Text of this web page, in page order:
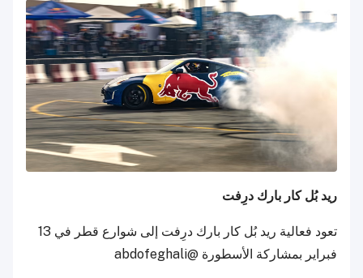
ريد بُل كار بارك درِفت
تعود فعالية ريد بُل كار بارك درِفت إلى شوارع قطر في 13
فبراير بمشاركة الأسطورة @abdofeghali